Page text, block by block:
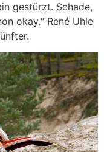
gestürzt. Schade,
okay.“ René Uhle